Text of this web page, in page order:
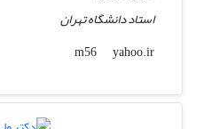
استاد دانشگاه تهران
m56
yahoo.ir